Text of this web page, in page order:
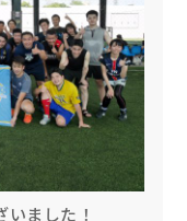
ました！